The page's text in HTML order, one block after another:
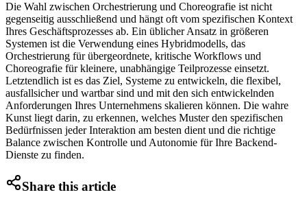
Die Wahl zwischen Orchestrierung und Choreografie ist nicht
gegenseitig ausschließend und hängt oft vom spezifischen Kontext
Ihres Geschäftsprozesses ab. Ein üblicher Ansatz in größeren
Systemen ist die Verwendung eines Hybridmodells, das
Orchestrierung für übergeordnete, kritische Workflows und
Choreografie für kleinere, unabhängige Teilprozesse einsetzt.
Letztendlich ist es das Ziel, Systeme zu entwickeln, die flexibel,
ausfallsicher und wartbar sind und mit den sich entwickelnden
Anforderungen Ihres Unternehmens skalieren können. Die wahre
Kunst liegt darin, zu erkennen, welches Muster den spezifischen
Bedürfnissen jeder Interaktion am besten dient und die richtige
Balance zwischen Kontrolle und Autonomie für Ihre Backend-
Dienste zu finden.
Share this article